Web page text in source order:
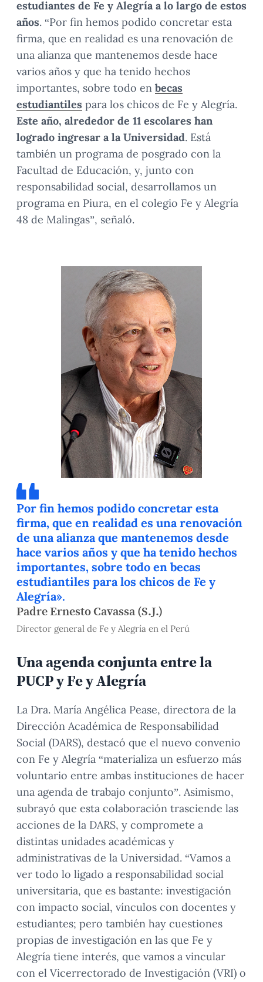
estudiantes de Fe y Alegría a lo largo de estos
años. “Por fin hemos podido concretar esta
firma, que en realidad es una renovación de
una alianza que mantenemos desde hace
varios años y que ha tenido hechos
importantes, sobre todo en becas
estudiantiles para los chicos de Fe y Alegría.
Este año, alrededor de 11 escolares han
logrado ingresar a la Universidad. Está
también un programa de posgrado con la
Facultad de Educación, y, junto con
responsabilidad social, desarrollamos un
programa en Piura, en el colegio Fe y Alegría
48 de Malingas”, señaló.
Por fin hemos podido concretar esta
firma, que en realidad es una renovación
de una alianza que mantenemos desde
hace varios años y que ha tenido hechos
importantes, sobre todo en becas
estudiantiles para los chicos de Fe y
Alegría».
Padre Ernesto Cavassa (S.J.)
Director general de Fe y Alegría en el Perú
Una agenda conjunta entre la
PUCP y Fe y Alegría
La Dra. María Angélica Pease, directora de la
Dirección Académica de Responsabilidad
Social (DARS), destacó que el nuevo convenio
con Fe y Alegría “materializa un esfuerzo más
voluntario entre ambas instituciones de hacer
una agenda de trabajo conjunto”. Asimismo,
subrayó que esta colaboración trasciende las
acciones de la DARS, y compromete a
distintas unidades académicas y
administrativas de la Universidad. “Vamos a
ver todo lo ligado a responsabilidad social
universitaria, que es bastante: investigación
con impacto social, vínculos con docentes y
estudiantes; pero también hay cuestiones
propias de investigación en las que Fe y
Alegría tiene interés, que vamos a vincular
con el Vicerrectorado de Investigación (VRI) o